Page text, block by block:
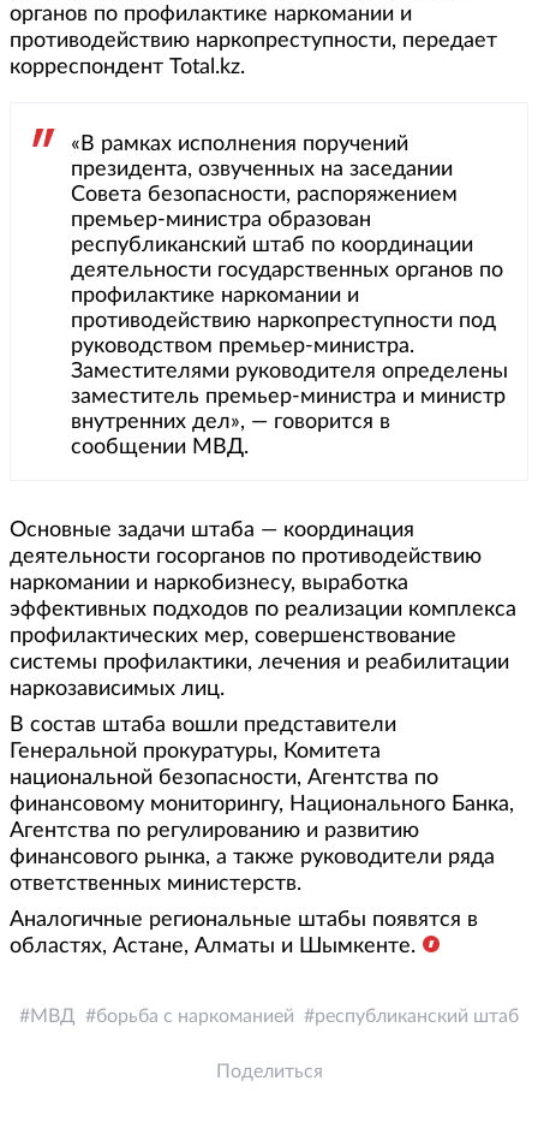
органов по профилактике наркомании и
противодействию наркопреступности, передает
корреспондент Total.kz.
«В рамках исполнения поручений
президента, озвученных на заседании
Совета безопасности, распоряжением
премьер-министра образован
республиканский штаб по координации
деятельности государственных органов по
профилактике наркомании и
противодействию наркопреступности под
руководством премьер-министра.
Заместителями руководителя определены
заместитель премьер-министра и министр
внутренних дел», — говорится в
сообщении МВД.
Основные задачи штаба — координация
деятельности госорганов по противодействию
наркомании и наркобизнесу, выработка
эффективных подходов по реализации комплекса
профилактических мер, совершенствование
системы профилактики, лечения и реабилитации
наркозависимых лиц.
В состав штаба вошли представители
Генеральной прокуратуры, Комитета
национальной безопасности, Агентства по
финансовому мониторингу, Национального Банка,
Агентства по регулированию и развитию
финансового рынка, а также руководители ряда
ответственных министерств.
Аналогичные региональные штабы появятся в
областях, Астане, Алматы и Шымкенте.
МВД борьба с наркоманией республиканский штаб
Поделиться